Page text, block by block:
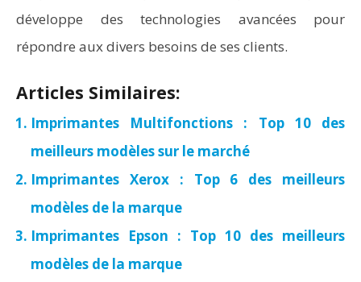
développe des technologies avancées pour
répondre aux divers besoins de ses clients.
Articles Similaires:
Imprimantes Multifonctions : Top 10 des
meilleurs modèles sur le marché
Imprimantes Xerox : Top 6 des meilleurs
modèles de la marque
Imprimantes Epson : Top 10 des meilleurs
modèles de la marque